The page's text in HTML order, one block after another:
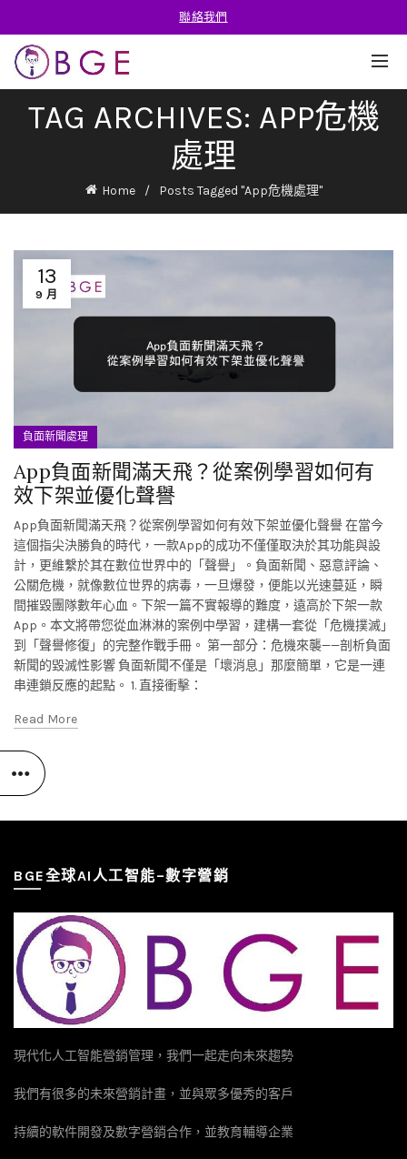
聯絡我們
TAG ARCHIVES: APP危機
處理
Home Posts Tagged "App危機處理"
13
9 月
負面新聞處理
App負面新聞滿天飛？從案例學習如何有
效下架並優化聲譽
App負面新聞滿天飛？從案例學習如何有效下架並優化聲譽 在當今
這個指尖決勝負的時代，一款App的成功不僅僅取決於其功能與設
計，更維繫於其在數位世界中的「聲譽」。負面新聞、惡意評論、
公關危機，就像數位世界的病毒，一旦爆發，便能以光速蔓延，瞬
間摧毀團隊數年心血。下架一篇不實報導的難度，遠高於下架一款
App。本文將帶您從血淋淋的案例中學習，建構一套從「危機撲滅」
到「聲譽修復」的完整作戰手冊。 第一部分：危機來襲——剖析負面
新聞的毀滅性影響 負面新聞不僅是「壞消息」那麼簡單，它是一連
串連鎖反應的起點。 1. 直接衝擊：
Read More
BGE全球AI人工智能–數字營銷
現代化人工智能營銷管理，我們一起走向未來趨勢
我們有很多的未來營銷計畫，並與眾多優秀的客戶
持續的軟件開發及數字營銷合作，並教育輔導企業